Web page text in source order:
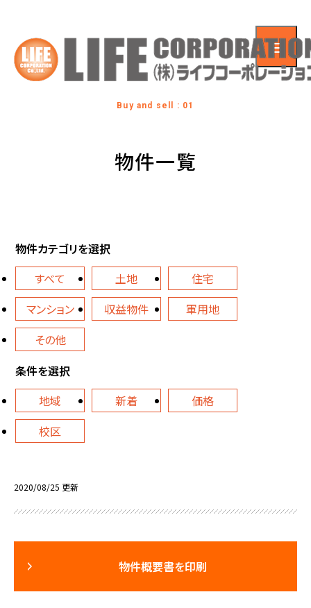
Buy and sell : 01
物件一覧
物件カテゴリを選択
すべて
土地
住宅
マンション
収益物件
軍用地
その他
条件を選択
地域
新着
価格
校区
2020/08/25 更新
物件概要書を印刷